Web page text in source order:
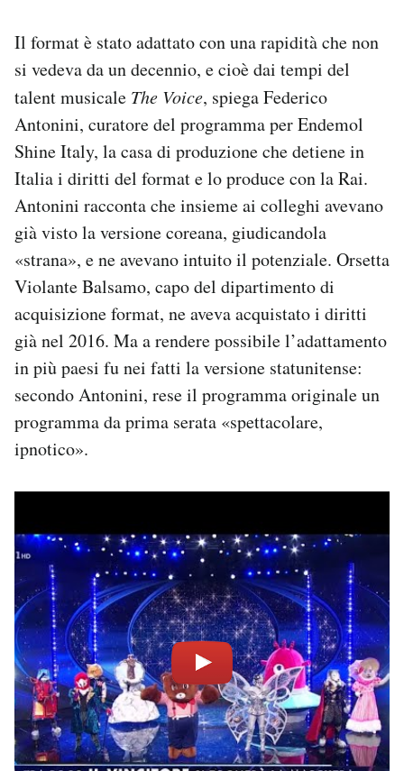
Il format è stato adattato con una rapidità che non
si vedeva da un decennio, e cioè dai tempi del
talent musicale The Voice, spiega Federico
Antonini, curatore del programma per Endemol
Shine Italy, la casa di produzione che detiene in
Italia i diritti del format e lo produce con la Rai.
Antonini racconta che insieme ai colleghi avevano
già visto la versione coreana, giudicandola
«strana», e ne avevano intuito il potenziale. Orsetta
Violante Balsamo, capo del dipartimento di
acquisizione format, ne aveva acquistato i diritti
già nel 2016. Maa rendere possibile l’adattamento
in più paesi fu nei fatti la versione statunitense:
secondo Antonini, rese il programma originale un
programma da prima serata «spettacolare,
ipnotico».